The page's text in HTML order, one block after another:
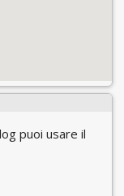
puoi usare il